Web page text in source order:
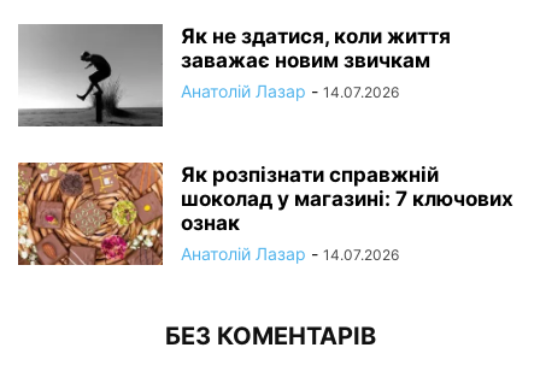
Як не здатися, коли життя
заважає новим звичкам
Анатолій Лазар - 14.07.2026
Як розпізнати справжній
шоколад у магазині: 7 ключових
ознак
Анатолій Лазар - 14.07.2026
БЕЗ КОМЕНТАРІВ